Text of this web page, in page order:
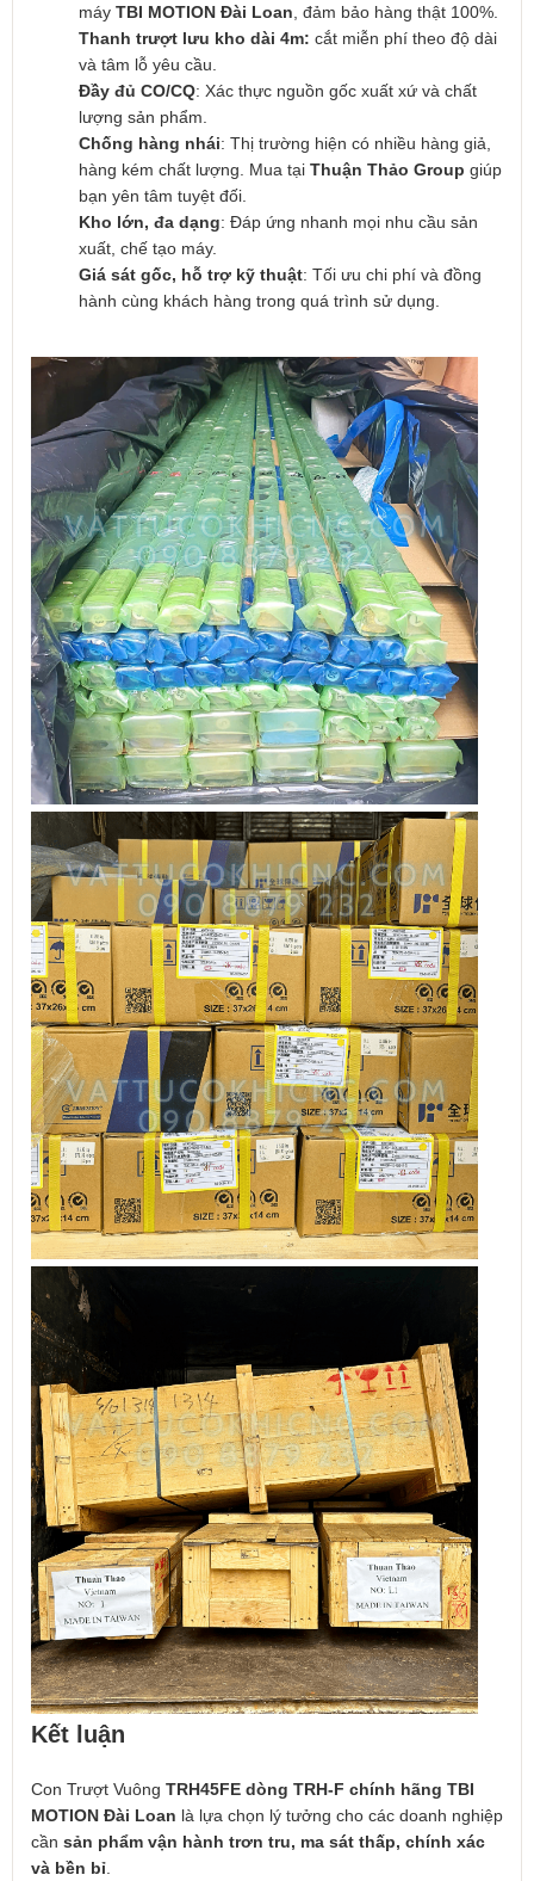
máy TBI MOTION Đài Loan , đảm bảo hàng thật 100%.
Thanh trượt lưu kho dài 4m: cắt miễn phí theo độ dài
và tâm lỗ yêu cầu.
Đầy đủ CO/CQ: Xác thực nguồn gốc xuất xứ và chất
lượng sản phẩm.
Chống hàng nhái: Thị trường hiện có nhiều hàng giả,
hàng kém chất lượng. Mua tại Thuận Thảo Group giúp
bạn yên tâm tuyệt đối.
Kho lớn, đa dạng: Đáp ứng nhanh mọi nhu cầu sản
xuất, chế tạo máy.
Giá sát gốc, hỗ trợ kỹ thuật: Tối ưu chi phí và đồng
hành cùng khách hàng trong quá trình sử dụng.
Kết luận
Con Trượt Vuông TRH45FE dòng TRH-F chính hãng TBI
MOTION Đài Loan là lựa chọn lý tưởng cho các doanh nghiệp
cần sản phẩm vận hành trơn tru, ma sát thấp, chính xác
và bền bỉ